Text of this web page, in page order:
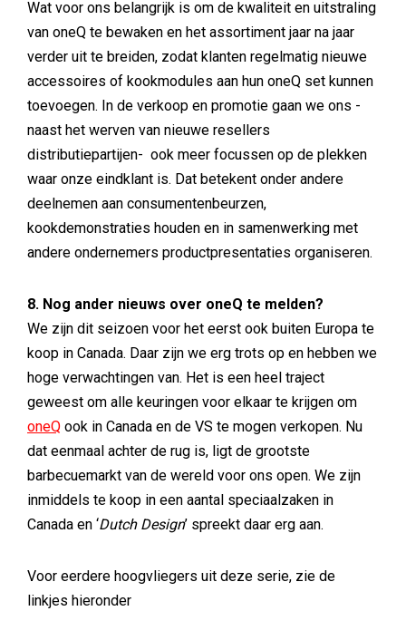
Wat voor ons belangrijk is om de kwaliteit en uitstraling
van oneQ te bewaken en het assortiment jaar na jaar
verder uit te breiden, zodat klanten regelmatig nieuwe
accessoires of kookmodules aan hun oneQ set kunnen
toevoegen. In de verkoop en promotie gaan we ons -
naast het werven van nieuwe resellers
distributiepartijen- ook meer focussen op de plekken
waar onze eindklant is. Dat betekent onder andere
deelnemen aan consumentenbeurzen,
kookdemonstraties houden en in samenwerking met
andere ondernemers productpresentaties organiseren.
8. Nog ander nieuws over oneQ te melden?
We zijn dit seizoen voor het eerst ook buiten Europa te
koop in Canada. Daar zijn we erg trots op en hebben we
hoge verwachtingen van. Het is een heel traject
geweest om alle keuringen voor elkaar te krijgen om
oneQ ook in Canada en de VS te mogen verkopen. Nu
dat eenmaal achter de rug is, ligt de grootste
barbecuemarkt van de wereld voor ons open. We zijn
inmiddels te koop in een aantal speciaalzaken in
Canada en ‘Dutch Design’ spreekt daar erg aan.
Voor eerdere hoogvliegers uit deze serie, zie de
linkjes hieronder